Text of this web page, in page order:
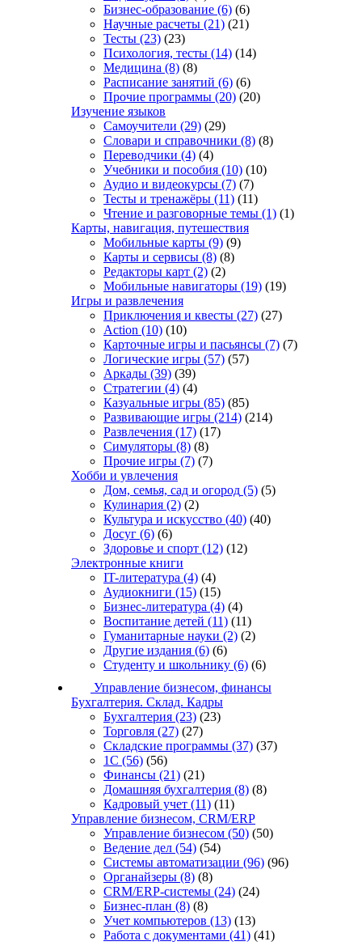
Бизнес-образование (6) (6)
Научные расчеты (21) (21)
Тесты (23) (23)
Психология, тесты (14) (14)
Медицина (8) (8)
Расписание занятий (6) (6)
Прочие программы (20) (20)
Изучение языков
Самоучители (29) (29)
Словари и справочники (8) (8)
Переводчики (4) (4)
Учебники и пособия (10) (10)
Аудио и видеокурсы (7) (7)
Тесты и тренажёры (11) (11)
Чтение и разговорные темы (1) (1)
Карты, навигация, путешествия
Мобильные карты (9) (9)
Карты и сервисы (8) (8)
Редакторы карт (2) (2)
Мобильные навигаторы (19) (19)
Игры и развлечения
Приключения и квесты (27) (27)
Action (10) (10)
Карточные игры и пасьянсы (7) (7)
Логические игры (57) (57)
Аркады (39) (39)
Стратегии (4) (4)
Казуальные игры (85) (85)
Развивающие игры (214) (214)
Развлечения (17) (17)
Симуляторы (8) (8)
Прочие игры (7) (7)
Хобби и увлечения
Дом, семья, сад и огород (5) (5)
Кулинария (2) (2)
Культура и искусство (40) (40)
Досуг (6) (6)
Здоровье и спорт (12) (12)
Электронные книги
IT-литература (4) (4)
Аудиокниги (15) (15)
Бизнес-литература (4) (4)
Воспитание детей (11) (11)
Гуманитарные науки (2) (2)
Другие издания (6) (6)
Студенту и школьнику (6) (6)
Управление бизнесом, финансы
Бухгалтерия. Склад. Кадры
Бухгалтерия (23) (23)
Торговля (27) (27)
Складские программы (37) (37)
1С (56) (56)
Финансы (21) (21)
Домашняя бухгалтерия (8) (8)
Кадровый учет (11) (11)
Управление бизнесом, CRM/ERP
Управление бизнесом (50) (50)
Ведение дел (54) (54)
Системы автоматизации (96) (96)
Органайзеры (8) (8)
CRM/ERP-системы (24) (24)
Бизнес-план (8) (8)
Учет компьютеров (13) (13)
Работа с документами (41) (41)